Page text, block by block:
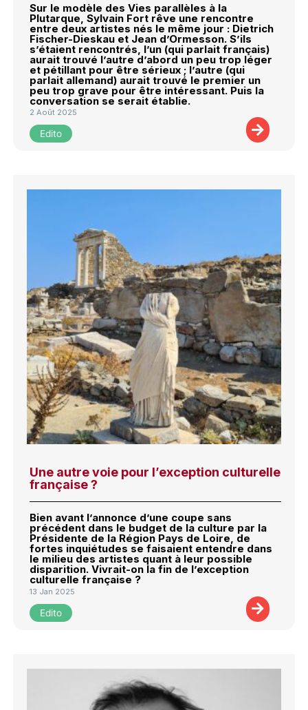
Sur le modèle des Vies parallèles à la
Plutarque, Sylvain Fort rêve une rencontre
entre deux artistes nés le même jour : Dietrich
Fischer-Dieskau et Jean d’Ormesson. S’ils
s’étaient rencontrés, l’un (qui parlait français)
aurait trouvé l’autre d’abord un peu trop léger
et pétillant pour être sérieux ; l’autre (qui
parlait allemand) aurait trouvé le premier un
peu trop grave pour être intéressant. Puis la
conversation se serait établie.
2 Août 2025
Edito
Une autre voie pour l’exception culturelle
française ?
Bien avant l’annonce d’une coupe sans
précédent dans le budget de la culture par la
Présidente de la Région Pays de Loire, de
fortes inquiétudes se faisaient entendre dans
le milieu des artistes quant à leur possible
disparition. Vivrait-on la fin de l’exception
culturelle française ?
13 Jan 2025
Edito